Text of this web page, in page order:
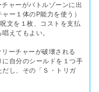
ャーがバトルゾーンに出
ー１体のP能力を使う）
文を１枚、コストを支払
えてもよい。
ーチャーが破壊される
自分のシールドを１つ手
し、その「Ｓ・トリガ